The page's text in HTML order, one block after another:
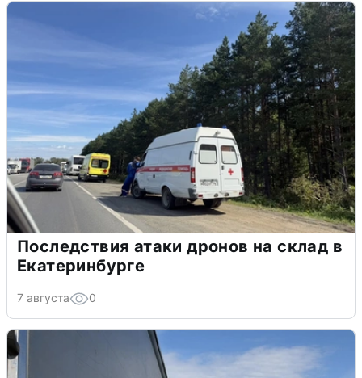
Последствия атаки дронов на склад в
Екатеринбурге
7 августа 0